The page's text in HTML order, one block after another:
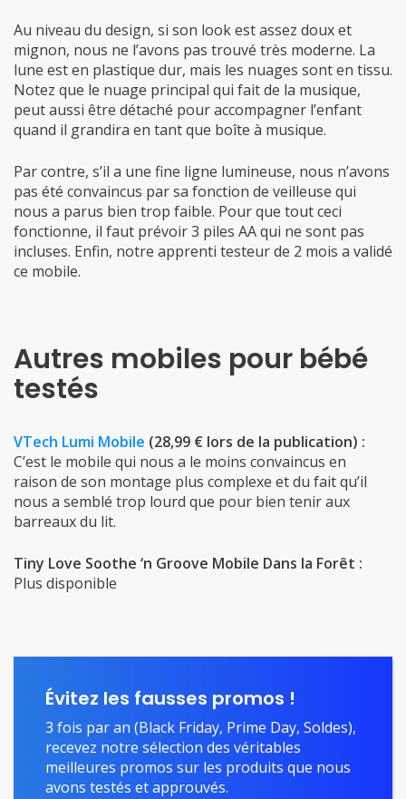
Au niveau du design, si son look est assez doux et
mignon, nous ne l’avons pas trouvé très moderne. La
lune est en plastique dur, mais les nuages sont en tissu.
Notez que le nuage principal qui fait de la musique,
peut aussi être détaché pour accompagner l’enfant
quand il grandira en tant que boîte à musique.
Par contre, s’il a une fine ligne lumineuse, nous n’avons
pas été convaincus par sa fonction de veilleuse qui
nous a parus bien trop faible. Pour que tout ceci
fonctionne, il faut prévoir 3 piles AA qui ne sont pas
incluses. Enfin, notre apprenti testeur de 2 mois a validé
ce mobile.
Autres mobiles pour bébé
testés
VTech Lumi Mobile (28,99 € lors de la publication) :
C’est le mobile qui nous a le moins convaincus en
raison de son montage plus complexe et du fait qu’il
nous a semblé trop lourd que pour bien tenir aux
barreaux du lit.
Tiny Love Soothe ‘n Groove Mobile Dans la Forêt :
Plus disponible
Évitez les fausses promos !
3 fois par an (Black Friday, Prime Day, Soldes),
recevez notre sélection des véritables
meilleures promos sur les produits que nous
avons testés et approuvés.